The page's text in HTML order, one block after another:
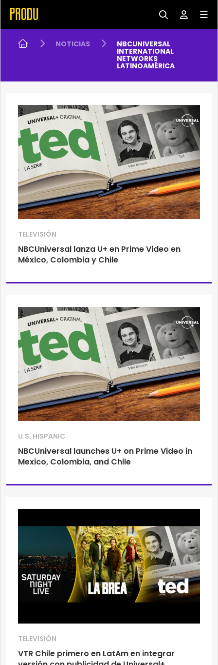
NOTICIAS NBCUNIVERSAL
INTERNATIONAL
NETWORKS
LATINOAMÉRICA
TELEVISIÓN
NBCUniversal lanza U+ en Prime Video en
México, Colombia y Chile
U.S. HISPANIC
NBCUniversal launches U+ on Prime Video in
Mexico, Colombia, and Chile
TELEVISIÓN
VTR Chile primero en LatAm en integrar